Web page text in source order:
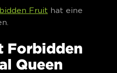
Fruit hat eine
Forbidden
Queen